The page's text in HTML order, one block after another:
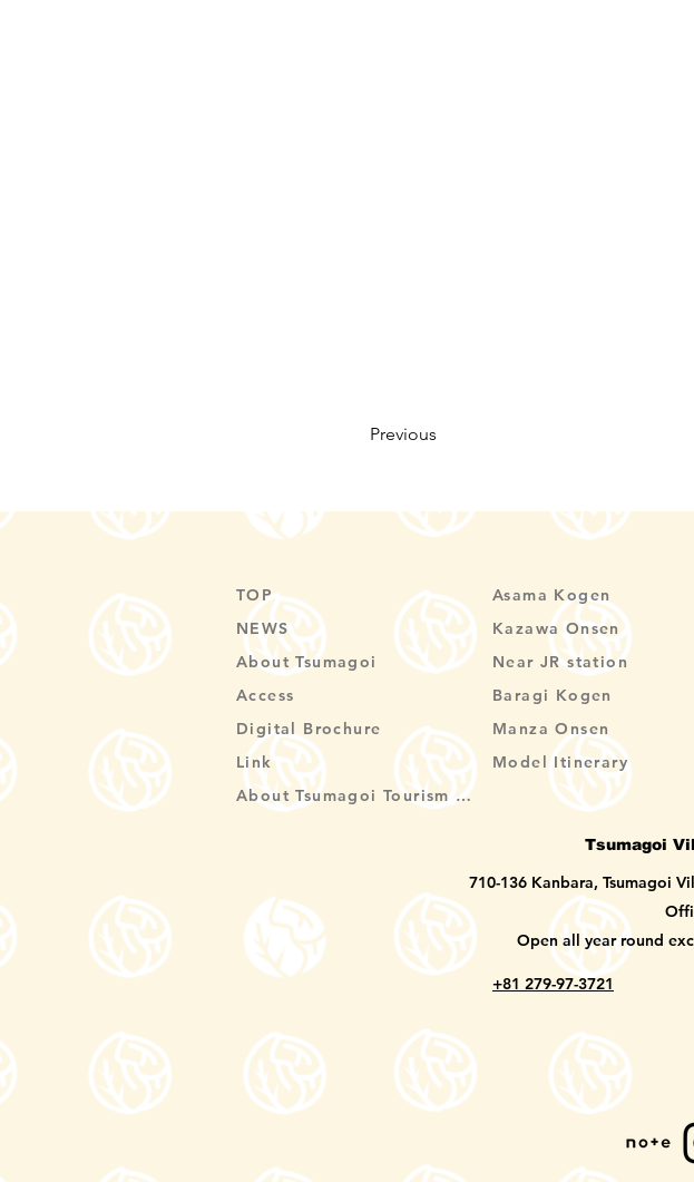
Previous
TOP
NEWS
About Tsumagoi
Access
Digital Brochure
Link
About Tsumagoi Tourism Association
Asama Kogen
Kazawa Onsen
Near JR station
Baragi Kogen
Manza Onsen
Model Itinerary
Tsumagoi
710-136 Kanbara, Tsumagoi
Open all year round
+81 279-97-3721